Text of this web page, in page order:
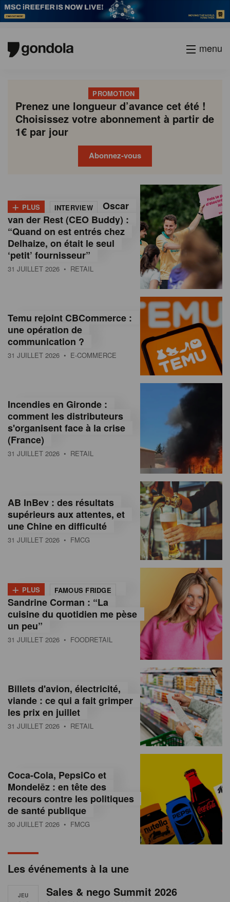
menu
PROMOTION
Prenez une longueur d’avance cet été !
Choisissez votre abonnement à partir de
1€ par jour
Abonnez-vous
o
n
d
o
M
a
g
n
e
n
o
m
a
s
s
u
e
e
a
+ PLUS INTERVIEW
Oscar
van der Rest (CEO Buddy) :
“Quand on est entrés chez
Delhaize, on était le seul
‘petit’ fournisseur”
31 JUILLET 2026 • RETAIL
Temu rejoint CBCommerce :
une opération de
communication ?
31 JUILLET 2026 • E-COMMERCE
Incendies en Gironde :
comment les distributeurs
s'organisent face à la crise
(France)
31 JUILLET 2026 • RETAIL
AB InBev : des résultats
supérieurs aux attentes, et
une Chine en difficulté
31 JUILLET 2026 • FMCG
+ PLUS FAMOUS FRIDGE
Sandrine Corman : “La
cuisine du quotidien me pèse
un peu”
31 JUILLET 2026 • FOODRETAIL
Billets d'avion, électricité,
viande : ce qui a fait grimper
les prix en juillet
31 JUILLET 2026 • RETAIL
Coca-Cola, PepsiCo et
Mondelēz : en tête des
recours contre les politiques
de santé publique
30 JUILLET 2026 • FMCG
Les événements à la une
JEU Sales & nego Summit 2026